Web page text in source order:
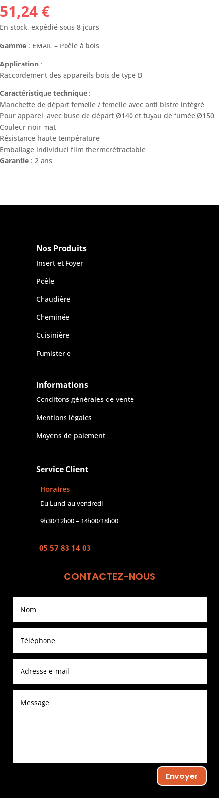
51,24 €
En stock, expédié sous 8 jours
Gamme : EMAIL – Poêle à bois
Application :
Raccordement des appareils bois de type B
Caractéristique technique :
Manchette de départ femelle / femelle avec anti bistre intégré
Pour appareil avec buse de départ Ø140 et tuyau de fumée Ø150
Couleur noir mat
Résistance haute température
Emballage individuel film thermorétractable
Garantie : 2 ans
Nos Produits
Insert et Foyer
Poêle
Chaudière
Cheminée
Cuisinière
Fumisterie
Informations
Conditons générales de vente
Mentions légales
Moyens de paiement
Service Client
Horaires
Du Lundi au vendredi
9h30/12h00 – 14h00/18h00
05 57 83 14 03
CONTACTEZ-NOUS
Envoyer